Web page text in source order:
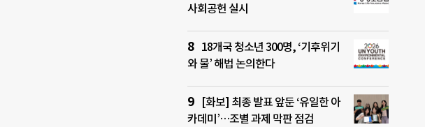
사회공헌 실시
18개국 청소년 300명, ‘기후위기
와 물’ 해법 논의한다
[화보] 최종 발표 앞둔 ‘유일한 아
카데미’…조별 과제 막판 점검